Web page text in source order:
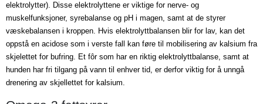
elektrolytter). Disse elektrolyttene er viktige for nerve- og
muskelfunksjoner, syrebalanse og pH i magen, samt at de styrer
væskebalansen i kroppen. Hvis elektrolyttbalansen blir for lav, kan det
oppstå en acidose som i verste fall kan føre til mobilisering av kalsium fra
skjelettet for bufring. Et fôr som har en riktig elektrolyttbalanse, samt at
hunden har fri tilgang på vann til enhver tid, er derfor viktig for å unngå
drenering av skjellettet for kalsium.